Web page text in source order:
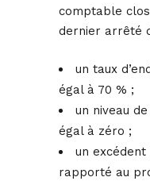
comptable
dernier arrêté
un taux
égal à 70 % ;
un niveau
égal à zéro ;
un excédent
rapporté au